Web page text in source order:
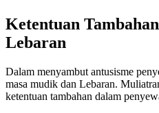
Ketentuan
Lebaran
Dalam menyambut antusisme
masa mudik dan Lebaran.
ketentuan tambahan dalam